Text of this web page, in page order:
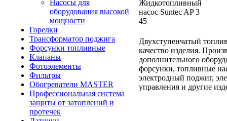
Насосы для
оборудования высокой
мощности
Горелки
Трансформатор поджига
Форсунки топливные
Клапаны
Фотоэлементы
Фильтры
Обогреватели MASTER
Профессиональная система
защиты от затоплений и
протечек
Двухступенчатый
качество изделия.
дополнительного
форсунки, топливные
электродный поджиг,
управления и другие